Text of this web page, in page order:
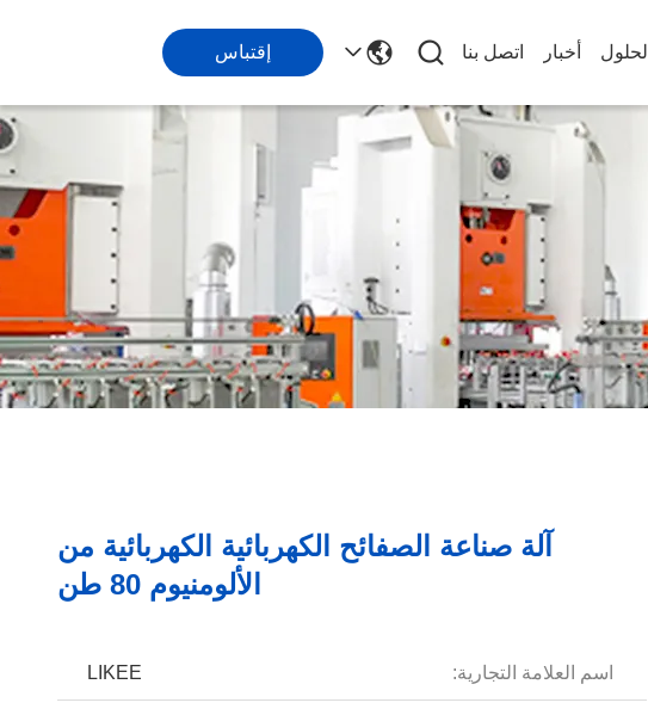
الحلول أخبار اتصل بنا إقتباس
آلة صناعة الصفائح الكهربائية الكهربائية من
الألومنيوم 80 طن
اسم العلامة التجارية: LIKEE